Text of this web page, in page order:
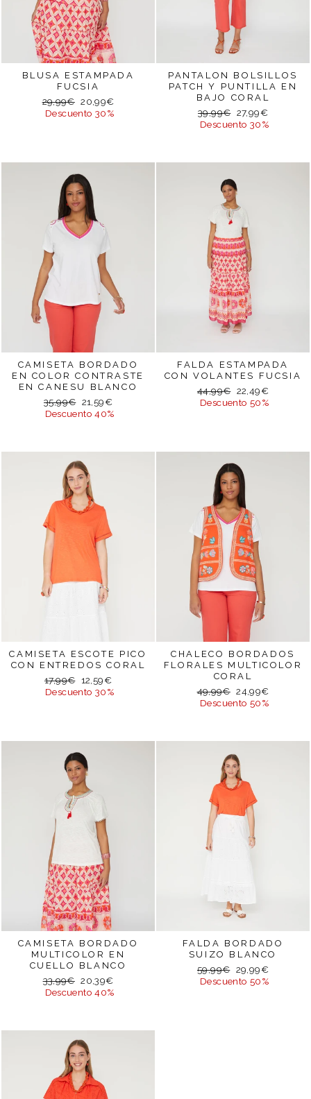
BLUSA ESTAMPADA
FUCSIA
Precio
habitual
29,99€ Precio
de
20,99€
Descuento 30%
PANTALON BOLSILLOS
PATCH Y PUNTILLA EN
BAJO CORAL
Precio
habitual
39,99€ Precio
de
27,99€
Descuento 30%
CAMISETA BORDADO
EN COLOR CONTRASTE
EN CANESU BLANCO
Precio
habitual
35,99€ Precio
de
21,59€
Descuento 40%
FALDA ESTAMPADA
CON VOLANTES FUCSIA
Precio
habitual
44,99€ Precio
de
22,49€
Descuento 50%
CAMISETA ESCOTE PICO
CON ENTREDOS CORAL
Precio
habitual
17,99€ Precio
de
12,59€
Descuento 30%
CHALECO BORDADOS
FLORALES MULTICOLOR
CORAL
Precio
habitual
49,99€ Precio
de
24,99€
Descuento 50%
CAMISETA BORDADO
MULTICOLOR EN
CUELLO BLANCO
Precio
habitual
33,99€ Precio
de
20,39€
Descuento 40%
FALDA BORDADO
SUIZO BLANCO
Precio
habitual
59,99€ Precio
de
29,99€
Descuento 50%